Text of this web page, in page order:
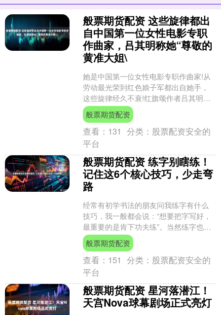
般票期货配资 这些旋律都出
自中国第一位女性电影专职
作曲家，吕其明称她“尊敬的
黄准大姐\
她是中国第一位女性电影专职作曲家!从
劳动最光荣到红色娘子军都出自她手，
这些旋律经久不衰!红旗颂作者吕其明吕
老称呼她“尊敬的黄准大姐"“敬爱的黄准
大姐 永远活在我....
般票期货配资
查看： 131 分类： 股票配资安全的
平台
般票期货配资 练字别瞎练！
记住这6个核心技巧，少走弯
路
经常有初学书法的朋友问我练字有什么
技巧，我一般都会说：“想要把字写好，
最重要的是肯下功夫练”。当然练字也不
能闷着头瞎练，需要掌握一些方法和技
巧。今天我总结了一下....
般票期货配资
查看： 151 分类： 股票配资安全的
平台
般票期货配资 星河落潜江！
天宫Nova球幕剧场正式亮灯